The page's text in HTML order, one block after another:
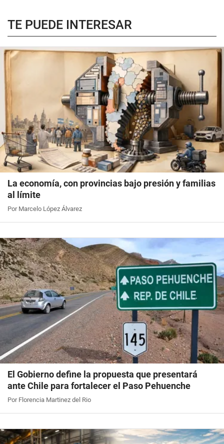
TE PUEDE INTERESAR
La economía, con provincias bajo presión y familias
al límite
Por Marcelo López Álvarez
El Gobierno define la propuesta que presentará
ante Chile para fortalecer el Paso Pehuenche
Por Florencia Martinez del Rio